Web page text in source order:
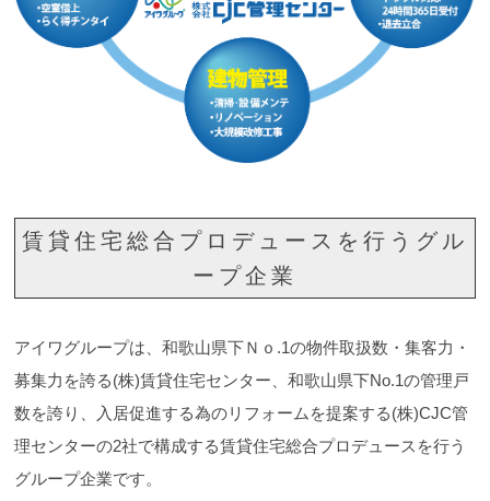
賃貸住宅総合プロデュースを行うグル
ープ企業
アイワグループは、和歌山県下Ｎｏ.1の物件取扱数・集客力・
募集力を誇る(株)賃貸住宅センター、和歌山県下No.1の管理戸
数を誇り、入居促進する為のリフォームを提案する(株)CJC管
理センターの2社で構成する賃貸住宅総合プロデュースを行う
グループ企業です。